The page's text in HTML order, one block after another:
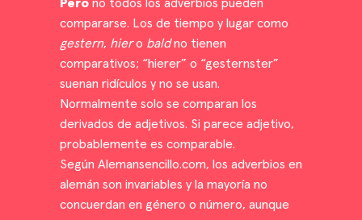
Pero no todos los adverbios pueden
compararse. Los de tiempo y lugar como
gestern, hiero baldno tienen
comparativos; “hierer” o “gesternster”
suenan ridículos y no se usan.
Normalmente solo se comparan los
derivados de adjetivos. Si parece adjetivo,
probablemente es comparable.
Según Alemansencillo.com, los adverbios en
alemán son invariables y la mayoría no
concuerdan en género o número, aunque